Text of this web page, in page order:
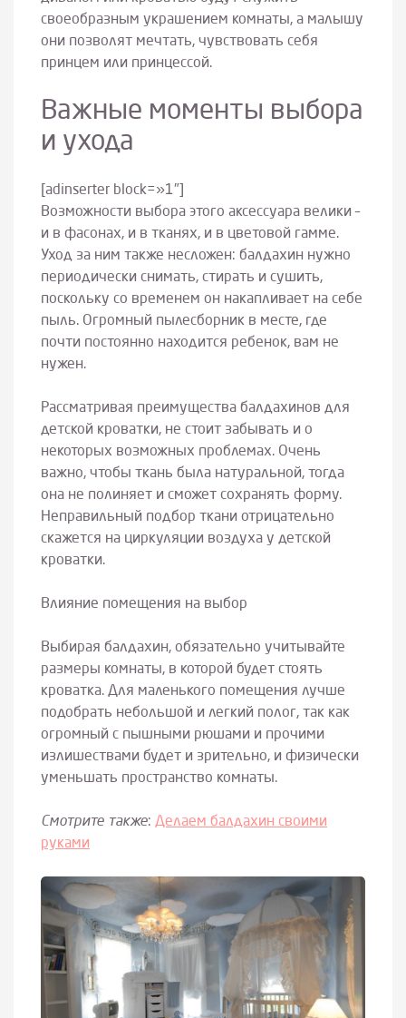
своеобразным украшением комнаты, а малышу
они позволят мечтать, чувствовать себя
принцем или принцессой.
Важные моменты выбора
и ухода
[adinserter block=»1″]
Возможности выбора этого аксессуара велики –
и в фасонах, и в тканях, и в цветовой гамме.
Уход за ним также несложен: балдахин нужно
периодически снимать, стирать и сушить,
поскольку со временем он накапливает на себе
пыль. Огромный пылесборник в месте, где
почти постоянно находится ребенок, вам не
нужен.
Рассматривая преимущества балдахинов для
детской кроватки, не стоит забывать и о
некоторых возможных проблемах. Очень
важно, чтобы ткань была натуральной, тогда
она не полиняет и сможет сохранять форму.
Неправильный подбор ткани отрицательно
скажется на циркуляции воздуха у детской
кроватки.
Влияние помещения на выбор
Выбирая балдахин, обязательно учитывайте
размеры комнаты, в которой будет стоять
кроватка. Для маленького помещения лучше
подобрать небольшой и легкий полог, так как
огромный с пышными рюшами и прочими
излишествами будет и зрительно, и физически
уменьшать пространство комнаты.
Смотрите также: Делаем балдахин своими
руками